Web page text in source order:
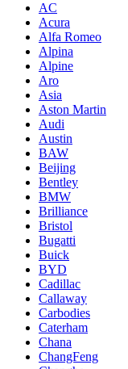
AC
Acura
Alfa Romeo
Alpina
Alpine
Aro
Asia
Aston Martin
Audi
Austin
BAW
Beijing
Bentley
BMW
Brilliance
Bristol
Bugatti
Buick
BYD
Cadillac
Callaway
Carbodies
Caterham
Chana
ChangFeng